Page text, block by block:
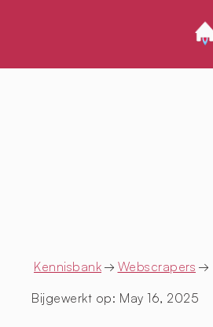
Kennisbank → Webscrapers →
Bijgewerkt op: May 16, 2025